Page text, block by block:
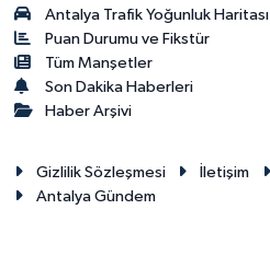
Antalya Trafik Yoğunluk Haritası
Puan Durumu ve Fikstür
Tüm Manşetler
Son Dakika Haberleri
Haber Arşivi
Gizlilik Sözleşmesi İletişim
Antalya Gündem